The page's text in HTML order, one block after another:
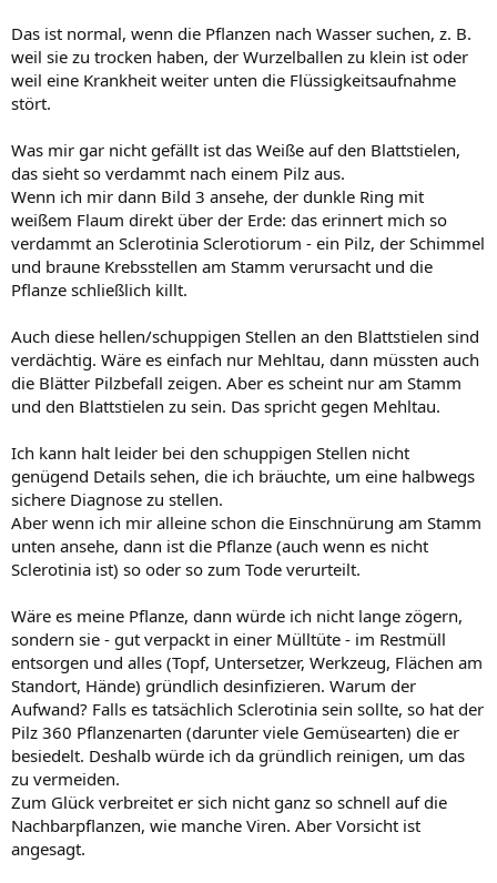
Das ist normal, wenn die Pflanzen nach Wasser suchen, z. B.
weil sie zu trocken haben, der Wurzelballen zu klein ist oder
weil eine Krankheit weiter unten die Flüssigkeitsaufnahme
stört.
Was mir gar nicht gefällt ist das Weiße auf den Blattstielen,
das sieht so verdammt nach einem Pilz aus.
Wenn ich mir dann Bild 3 ansehe, der dunkle Ring mit
weißem Flaum direkt über der Erde: das erinnert mich so
verdammt an Sclerotinia Sclerotiorum - ein Pilz, der Schimmel
und braune Krebsstellen am Stamm verursacht und die
Pflanze schließlich killt.
Auch diese hellen/schuppigen Stellen an den Blattstielen sind
verdächtig. Wäre es einfach nur Mehltau, dann müssten auch
die Blätter Pilzbefall zeigen. Aber es scheint nur am Stamm
und den Blattstielen zu sein. Das spricht gegen Mehltau.
Ich kann halt leider bei den schuppigen Stellen nicht
genügend Details sehen, die ich bräuchte, um eine halbwegs
sichere Diagnose zu stellen.
Aber wenn ich mir alleine schon die Einschnürung am Stamm
unten ansehe, dann ist die Pflanze (auch wenn es nicht
Sclerotinia ist) so oder so zum Tode verurteilt.
Wäre es meine Pflanze, dann würde ich nicht lange zögern,
sondern sie - gut verpackt in einer Mülltüte - im Restmüll
entsorgen und alles (Topf, Untersetzer, Werkzeug, Flächen am
Standort, Hände) gründlich desinfizieren. Warum der
Aufwand? Falls es tatsächlich Sclerotinia sein sollte, so hat der
Pilz 360 Pflanzenarten (darunter viele Gemüsearten) die er
besiedelt. Deshalb würde ich da gründlich reinigen, um das
zu vermeiden.
Zum Glück verbreitet er sich nicht ganz so schnell auf die
Nachbarpflanzen, wie manche Viren. Aber Vorsicht ist
angesagt.